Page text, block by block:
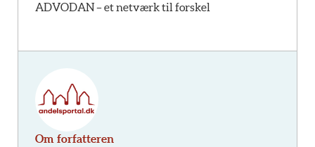
ADVODAN – et netværk til forskel
Om forfatteren